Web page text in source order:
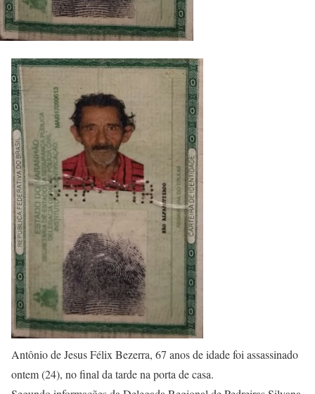
Antônio de Jesus Félix Bezerra, 67 anos de idade foi assassinado
ontem (24), no final da tarde na porta de casa.